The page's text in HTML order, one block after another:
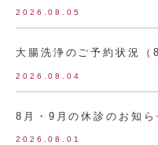
2026.08.05
大腸洗浄のご予約状況（
2026.08.04
8月・9月の休診のお知ら
2026.08.01